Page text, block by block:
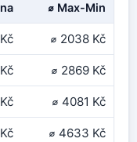
⌀ Max-Min
⌀ 2038 Kč
⌀ 2869 Kč
⌀ 4081 Kč
⌀ 4633 Kč